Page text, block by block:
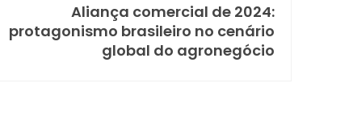
Aliança comercial de 2024:
protagonismo brasileiro no cenário
global do agronegócio